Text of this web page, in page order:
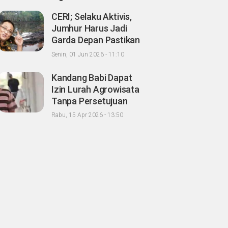
CERI; Selaku Aktivis,
Jumhur Harus Jadi
Garda Depan Pastikan
Kondisi Lingkungan
Masyarakat "Apalagi
Setelah menjadi
Menteri"
Senin, 01 Jun 2026 - 11:10
Kandang Babi Dapat
Izin Lurah Agrowisata
Tanpa Persetujuan
Tetangga, Warga
Rabu, 15 Apr 2026 - 13:50